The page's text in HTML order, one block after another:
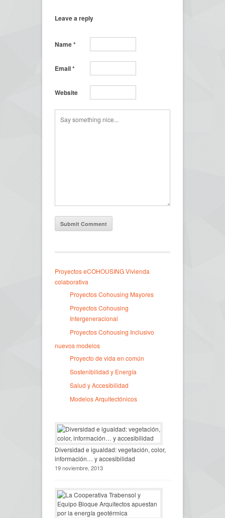
Leave a reply
Name*
Email*
Website
Proyectos eCOHOUSING Vivienda
colaborativa
Proyectos Cohousing Mayores
Proyectos Cohousing
Intergeneracional
Proyectos Cohousing Inclusivo
nuevos modelos
Proyecto de vida en común
Sostenibilidad y Energía
Salud y Accesibilidad
Modelos Arquitectónicos
Diversidad e igualdad: vegetación, color,
información… y accesibilidad
19 noviembre, 2013